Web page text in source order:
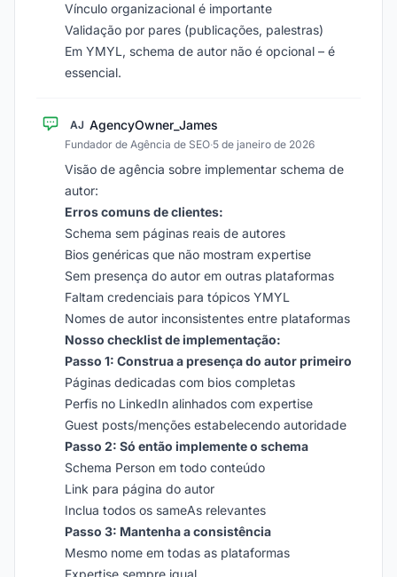
Vínculo organizacional é importante
Validação por pares (publicações, palestras)
Em YMYL, schema de autor não é opcional – é
essencial.
AJ AgencyOwner_James
Fundador de Agência de SEO·5 de janeiro de 2026
Visão de agência sobre implementar schema de
autor:
Erros comuns de clientes:
Schema sem páginas reais de autores
Bios genéricas que não mostram expertise
Sem presença do autor em outras plataformas
Faltam credenciais para tópicos YMYL
Nomes de autor inconsistentes entre plataformas
Nosso checklist de implementação:
Passo 1: Construa a presença do autor primeiro
Páginas dedicadas com bios completas
Perfis no LinkedIn alinhados com expertise
Guest posts/menções estabelecendo autoridade
Passo 2: Só então implemente o schema
Schema Person em todo conteúdo
Link para página do autor
Inclua todos os sameAs relevantes
Passo 3: Mantenha a consistência
Mesmo nome em todas as plataformas
Expertise sempre igual